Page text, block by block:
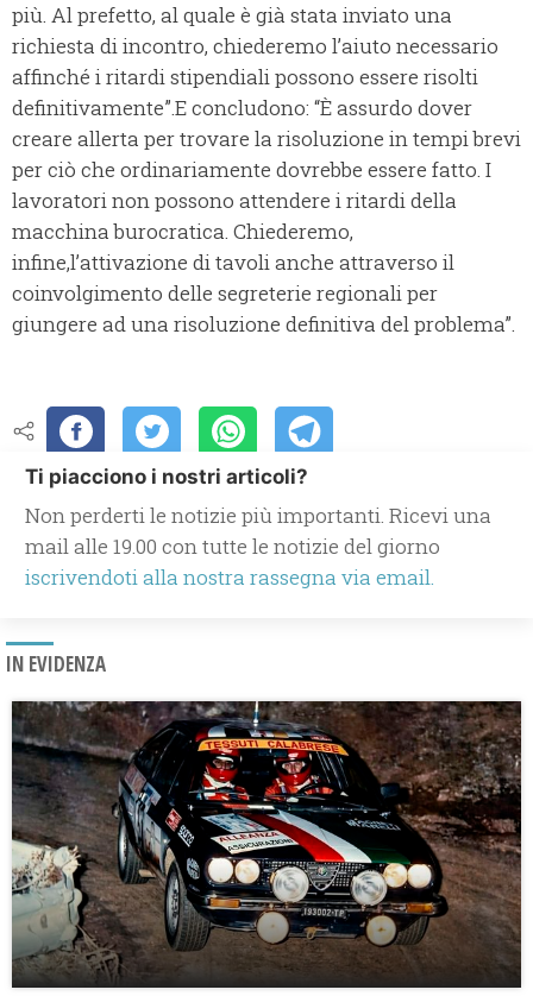
più. Al prefetto, al quale è già stata inviato una
richiesta di incontro, chiederemo l’aiuto necessario
affinché i ritardi stipendiali possono essere risolti
definitivamente”.E concludono: “È assurdo dover
creare allerta per trovare la risoluzione in tempi brevi
per ciò che ordinariamente dovrebbe essere fatto. I
lavoratori non possono attendere i ritardi della
macchina burocratica. Chiederemo,
infine,l’attivazione di tavoli anche attraverso il
coinvolgimento delle segreterie regionali per
giungere ad una risoluzione definitiva del problema”.
Ti piacciono i nostri articoli?
Non perderti le notizie più importanti. Ricevi una
mail alle 19.00 con tutte le notizie del giorno
iscrivendoti alla nostra rassegna via email.
IN EVIDENZA